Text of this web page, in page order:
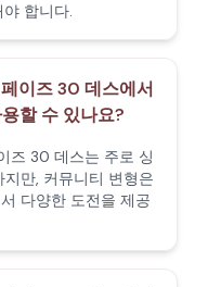
합니다.
이즈 30 데스에서
할 수 있나요?
즈 30 데스는 주로 싱
만, 커뮤니티 변형은
다양한 도전을 제공